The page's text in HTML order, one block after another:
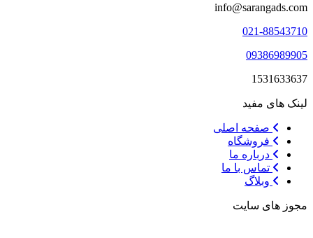
info@sarangads.com
021-88543710
09386989905
1531633637
لینک های مفید
صفحه اصلی
فروشگاه
درباره ما
تماس با ما
وبلاگ
مجوز های سایت